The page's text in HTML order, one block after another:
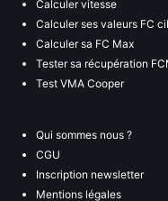
Calculer vitesse
Calculer ses valeurs FC
Calculer sa FC Max
Tester sa récupération
Test VMA Cooper
Qui sommes nous ?
CGU
Inscription newsletter
Mentions légales